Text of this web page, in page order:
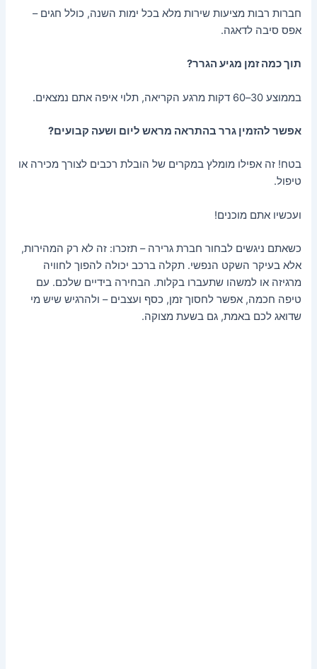
חברות רבות מציעות שירות מלא בכל ימות השנה, כולל חגים –
אפס סיבה לדאגה.
תוך כמה זמן מגיע הגרר?
בממוצע 30–60 דקות מרגע הקריאה, תלוי איפה אתם נמצאים.
אפשר להזמין גרר בהתראה מראש ליום ושעה קבועים?
בטח! זה אפילו מומלץ במקרים של הובלת רכבים לצורך מכירה או
טיפול.
ועכשיו אתם מוכנים!
כשאתם ניגשים לבחור חברת גרירה – תזכרו: זה לא רק המהירות,
אלא בעיקר השקט הנפשי. תקלה ברכב יכולה להפוך לחוויה
מרגיזה או למשהו שתעברו בקלות. הבחירה בידיים שלכם. עם
טיפה חכמה, אפשר לחסוך זמן, כסף ועצבים – ולהרגיש שיש מי
שדואג לכם באמת, גם בשעת מצוקה.